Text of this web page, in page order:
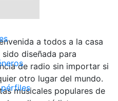
a todos a la casa
diseñada para
de radio sin importar si
otro lugar del mundo.
musicales populares de